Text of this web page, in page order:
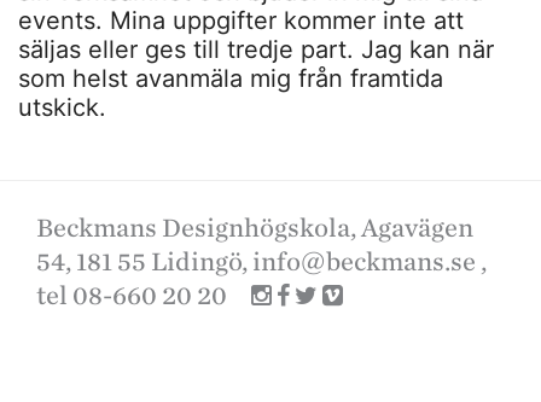
events. Mina uppgifter kommer inte att
säljas eller ges till tredje part. Jag kan när
som helst avanmäla mig från framtida
utskick.
Beckmans Designhögskola, Agavägen
54, 181 55 Lidingö, info@beckmans.se ,
tel 08-660 20 20